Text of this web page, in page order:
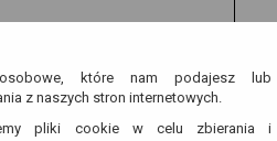
które nam podajesz lub
z naszych stron internetowych.
pliki cookie w celu zbierania i